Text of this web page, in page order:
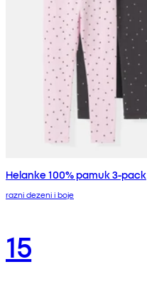
Helanke 100% pamuk 3-pack
razni dezeni i boje
15